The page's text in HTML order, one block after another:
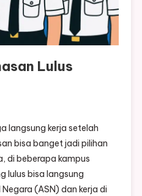
Lulus
langsung kerja setelah
bisa banget jadi pilihan
di beberapa kampus
lulus bisa langsung
(ASN) dan kerja di